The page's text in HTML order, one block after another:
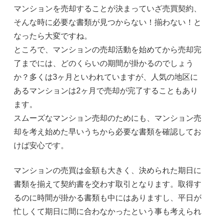
マンションを売却することが決まっていざ売買契約、
そんな時に必要な書類が見つからない！揃わない！と
なったら大変ですね。
ところで、マンションの売却活動を始めてから売却完
了までには、どのくらいの期間が掛かるのでしょう
か？多くは3ヶ月といわれていますが、人気の地区に
あるマンションは2ヶ月で売却が完了することもあり
ます。
スムーズなマンション売却のためにも、マンション売
却を考え始めた早いうちから必要な書類を確認してお
けば安心です。
マンションの売買は金額も大きく、決められた期日に
書類を揃えて契約書を交わす取引となります。取得す
るのに時間が掛かる書類も中にはありますし、平日が
忙しくて期日に間に合わなかったという事も考えられ